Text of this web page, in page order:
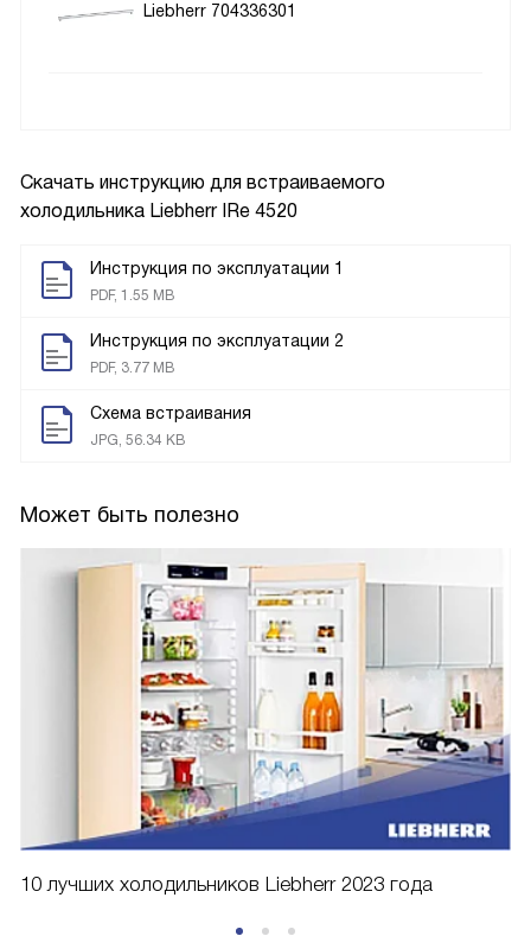
Скачать инструкцию для встраиваемого
холодильника Liebherr IRe 4520
Инструкция по эксплуатации 1
PDF, 1.55 MB
Инструкция по эксплуатации 2
PDF, 3.77 MB
Схема встраивания
JPG, 56.34 KB
Может быть полезно
10 лучших холодильников Liebherr 2023 года
Liebherr 704336301